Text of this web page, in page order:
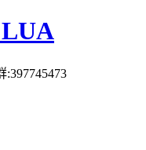
LUA
:397745473